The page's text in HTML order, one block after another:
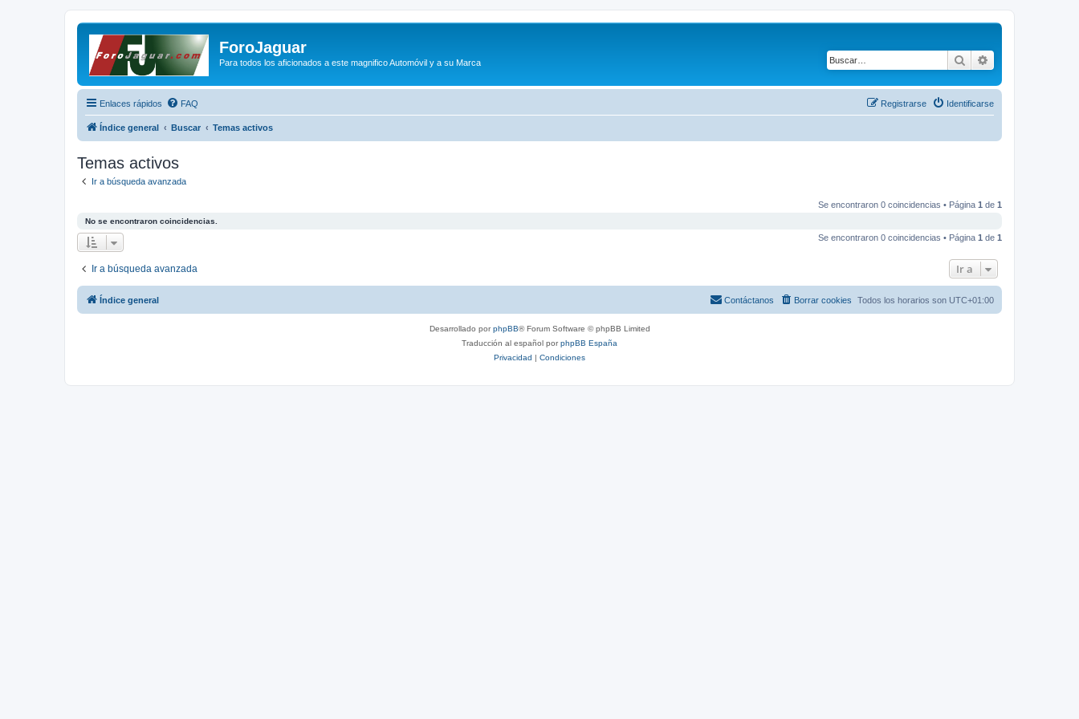
ForoJaguar
Para todos los aficionados a este magnifico Automóvil y a su Marca Buscar
Enlaces rápidos FAQ Identificarse
Registrarse
Índice general Buscar Temas activos
Temas activos
Ir a búsqueda avanzada
Se encontraron 0 coincidencias • Página 1 de 1
No se encontraron coincidencias.
Se encontraron 0 coincidencias • Página 1 de 1
Ir a búsqueda avanzada Ir a
Índice general Todos los horarios son UTC+01:00
Borrar cookies
Contáctanos
Desarrollado porphpBB® Forum Software © phpBB Limited
Traducción al español porphpBB España
Privacidad | Condiciones